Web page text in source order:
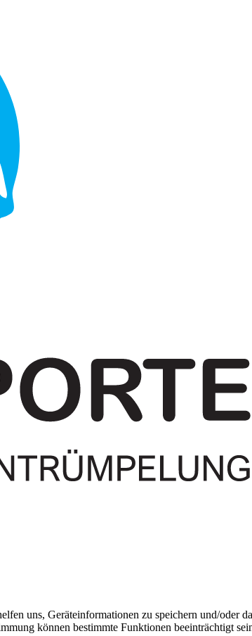
uns, Geräteinformationen zu speichern und/oder
können bestimmte Funktionen beeinträchtigt